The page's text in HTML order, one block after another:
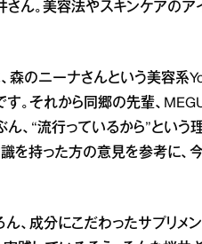
さん。美容法やスキンケアの
、森のニーナさんという美容
す。それから同郷の先輩、
、“流行っているから”という
識を持った方の意見を参考に
、成分にこだわったサプリメ